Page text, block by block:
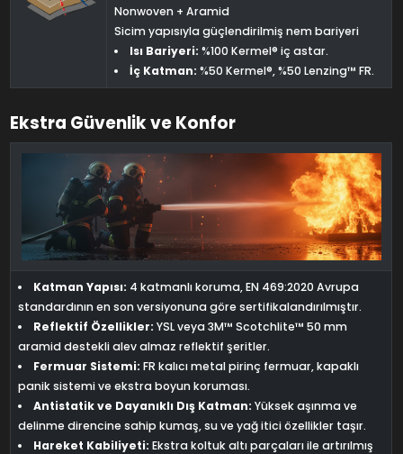
Nonwoven + Aramid
Sicim yapısıyla güçlendirilmiş nem bariyeri
Isı Bariyeri: %100 Kermel® iç astar.
İç Katman: %50 Kermel®, %50 Lenzing™ FR.
Ekstra Güvenlik ve Konfor
Katman Yapısı: 4 katmanlı koruma, EN 469:2020 Avrupa
standardının en son versiyonuna göre sertifikalandırılmıştır.
Reflektif Özellikler: YSL veya 3M™ Scotchlite™ 50 mm
aramid destekli alev almaz reflektif şeritler.
Fermuar Sistemi: FR kalıcı metal pirinç fermuar, kapaklı
panik sistemi ve ekstra boyun koruması.
Antistatik ve Dayanıklı Dış Katman: Yüksek aşınma ve
delinme direncine sahip kumaş, su ve yağ itici özellikler taşır.
Hareket Kabiliyeti: Ekstra koltuk altı parçaları ile artırılmış